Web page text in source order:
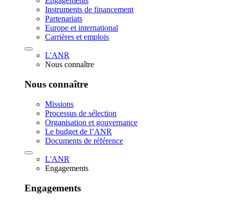
Instruments de financement
Partenariats
Europe et international
Carrières et emplois
L'ANR
Nous connaître
Nous connaître
Missions
Processus de sélection
Organisation et gouvernance
Le budget de l’ANR
Documents de référence
L'ANR
Engagements
Engagements